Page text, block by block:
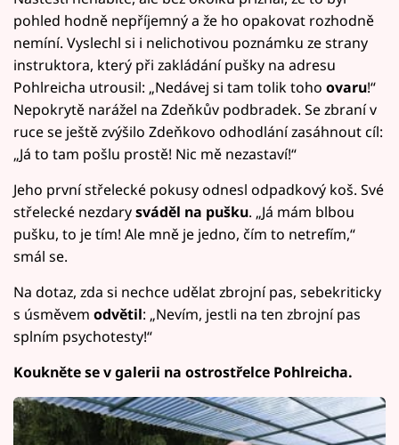
pohled hodně nepříjemný a že ho opakovat rozhodně
nemíní. Vyslechl si i nelichotivou poznámku ze strany
instruktora, který při zakládání pušky na adresu
Pohlreicha utrousil: „Nedávej si tam tolik toho ovaru!“
Nepokrytě narážel na Zdeňkův podbradek. Se zbraní v
ruce se ještě zvýšilo Zdeňkovo odhodlání zasáhnout cíl:
„Já to tam pošlu prostě! Nic mě nezastaví!“
Jeho první střelecké pokusy odnesl odpadkový koš. Své
střelecké nezdarysváděl na pušku. „Já mám blbou
pušku, to je tím! Ale mně je jedno, čím to netrefím,“
smál se.
Na dotaz, zda si nechce udělat zbrojní pas, sebekriticky
s úsměvem odvětil: „Nevím, jestli na ten zbrojní pas
splním psychotesty!“
Koukněte se v galerii na ostrostřelce Pohlreicha.